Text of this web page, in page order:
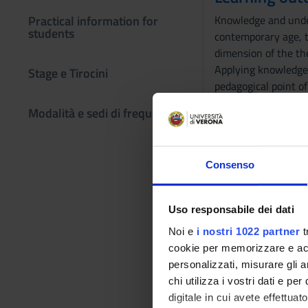
Consenso
Uso responsabile dei dati
Noi e i nostri 1022 partner
cookie per memorizzare e
personalizzati, misurare gli
chi utilizza i vostri dati e per
digitale in cui avete
Practical information for
students
Stage e Tirocini
Modalità e sedi di frequenza
Knowledge and
contemporary
dimension of the
Applying
pedagogical point
problematic
institutions created
Program
Essential
Reading a classic
References to the
1 - R. Lanfranchi,
1, 3.2 e 3.3; Cap. 3,
3.1 e 3.3.
2 – L. Pazzaglia,